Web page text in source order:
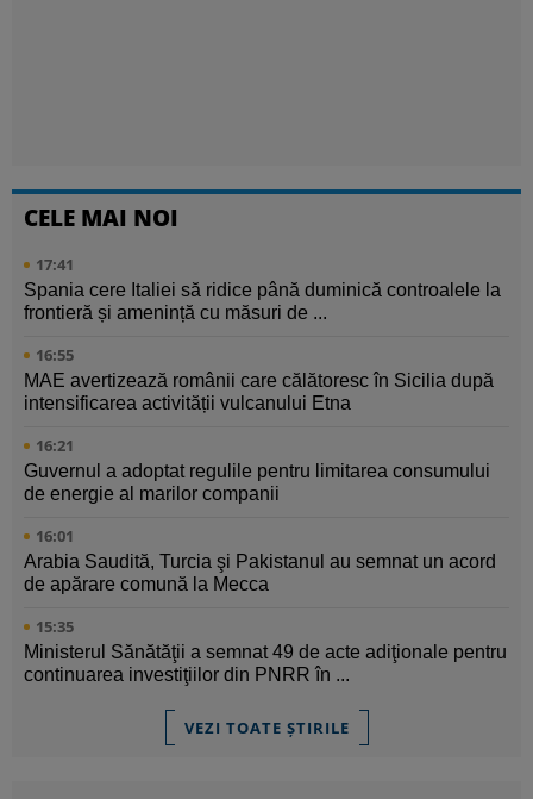
CELE MAI NOI
17:41
Spania cere Italiei să ridice până duminică controalele la
frontieră și amenință cu măsuri de ...
16:55
MAE avertizează românii care călătoresc în Sicilia după
intensificarea activității vulcanului Etna
16:21
Guvernul a adoptat regulile pentru limitarea consumului
de energie al marilor companii
16:01
Arabia Saudită, Turcia şi Pakistanul au semnat un acord
de apărare comună la Mecca
15:35
Ministerul Sănătăţii a semnat 49 de acte adiţionale pentru
continuarea investiţiilor din PNRR în ...
VEZI TOATE ȘTIRILE